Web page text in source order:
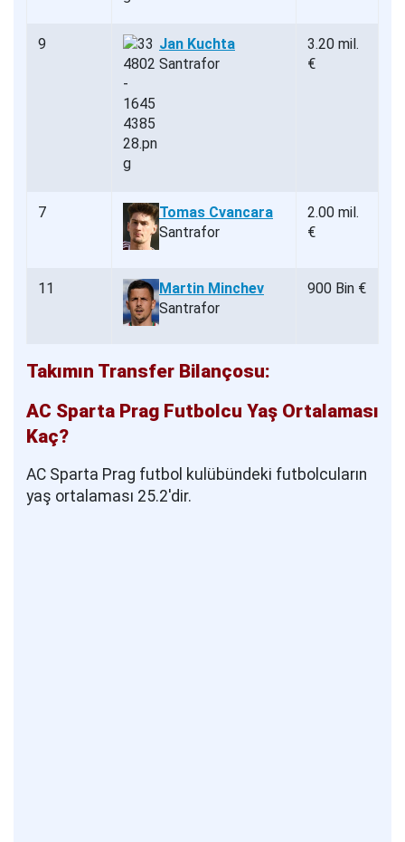
9
Jan Kuchta
Santrafor
3.20 mil.
€
7
Tomas Cvancara
Santrafor
2.00 mil.
€
11
Martin Minchev
Santrafor
900 Bin €
Takımın Transfer Bilançosu:
AC Sparta Prag Futbolcu Yaş Ortalaması
Kaç?
AC Sparta Prag futbol kulübündeki futbolcuların
yaş ortalaması 25.2'dir.